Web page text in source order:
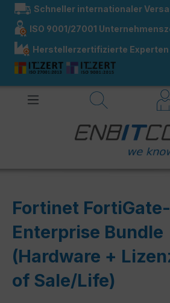
springen
Schneller internationaler
ISO 9001/27001
Herstellerzertifizierte Experten
Fortinet
Enterprise Bundle
(Hardware +
of Sale/Life)